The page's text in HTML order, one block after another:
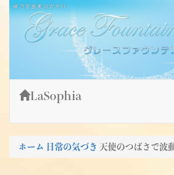
Skip
content
姫乃宮亜美公式サイト～Grace Fountain
グレースファウンテン
LaSophia
ホーム 日常の気づき 天使のつばさで波